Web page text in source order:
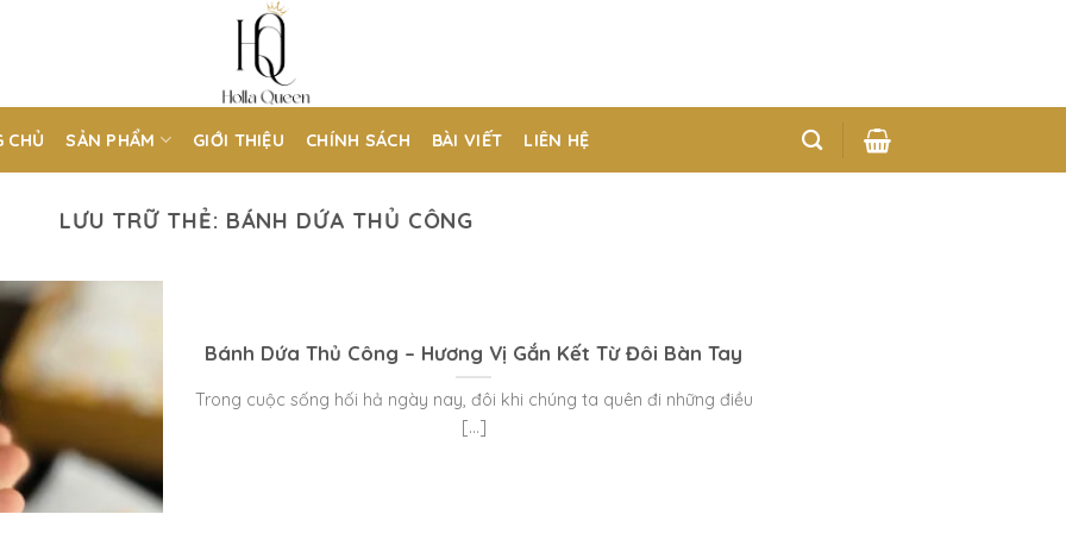
CHỦ SẢN PHẨM GIỚI THIỆU CHÍNH SÁCH BÀI VIẾT LIÊN HỆ
LƯU TRỮ THẺ: BÁNH DỨA THỦ CÔNG
Bánh Dứa Thủ Công – Hương Vị Gắn Kết Từ Đôi Bàn Tay
Trong cuộc sống hối hả ngày nay, đôi khi chúng ta quên đi những điều
[...]